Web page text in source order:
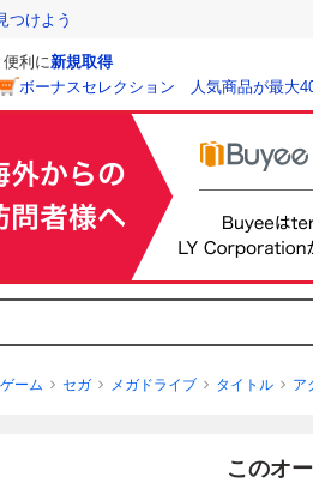
つけよう
便利に新規取得
ボーナスセレクション 人気商品が最大
ーム セガ メガドライブ タイトル ア
このオ